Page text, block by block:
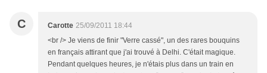
C Carotte 25/09/2011 18:44
<br /> Je viens de finir "Verre cassé", un des rares bouquins
en français attirant que j'ai trouvé à Delhi. C'était magique.
Pendant quelques heures, je n'étais plus dans un train en